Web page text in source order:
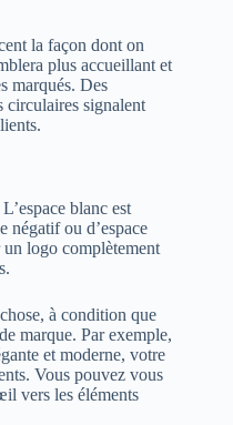
la façon dont on
plus accueillant et
marqués. Des
circulaires signalent
blanc est
négatif ou d’espace
logo complètement
à condition que
marque. Par exemple,
et moderne, votre
Vous pouvez vous
vers les éléments